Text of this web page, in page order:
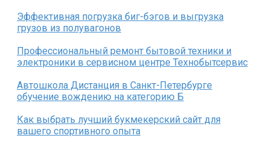
Эффективная погрузка биг-бэгов и выгрузка
грузов из полувагонов
Профессиональный ремонт бытовой техники и
электроники в сервисном центре Технобытсервис
Автошкола Дистанция в Санкт-Петербурге
обучение вождению на категорию Б
Как выбрать лучший букмекерский сайт для
вашего спортивного опыта